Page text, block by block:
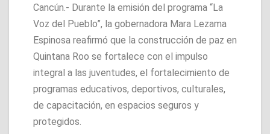
Cancún.- Durante la emisión del programa “La
Voz del Pueblo”, la gobernadora Mara Lezama
Espinosa reafirmó que la construcción de paz en
Quintana Roo se fortalece con el impulso
integral a las juventudes, el fortalecimiento de
programas educativos, deportivos, culturales,
de capacitación, en espacios seguros y
protegidos.